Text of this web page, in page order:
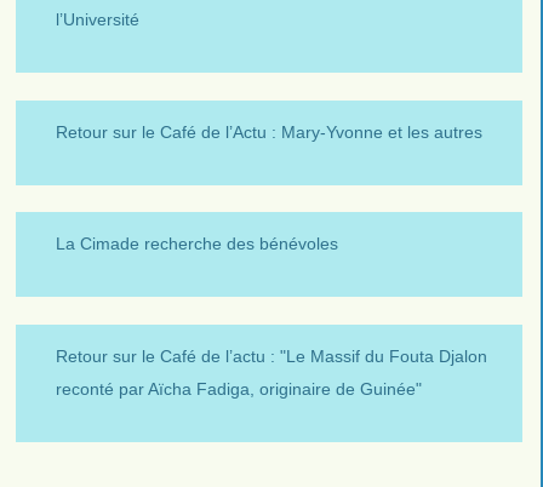
l’Université
Retour sur le Café de l’Actu : Mary-Yvonne et les autres
La Cimade recherche des bénévoles
Retour sur le Café de l’actu : "Le Massif du Fouta Djalon
reconté par Aïcha Fadiga, originaire de Guinée"